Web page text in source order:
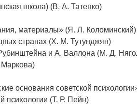
школа) (В. А. Татенко)
материалы» (Я. Л. Коломинский)
странах (Х. М. Тутунджян)
и А. Валлона (М. Д.
Маркова)
основания советской
психологии (Т. Р. Пейн)